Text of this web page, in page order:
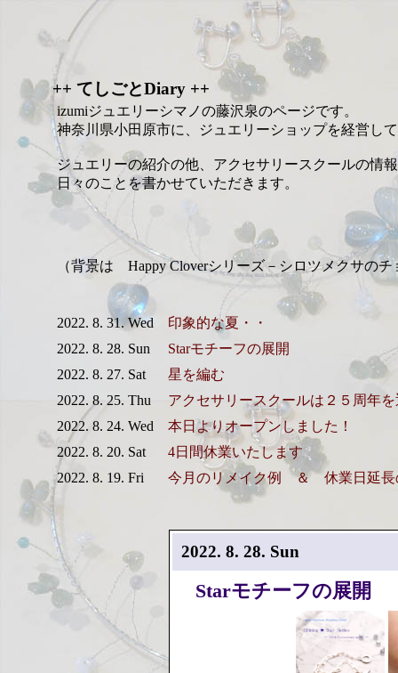
++ てしごとDiary ++
izumiジュエリーシマノの藤沢泉のページです。
神奈川県小田原市に、ジュエリーショップを経営し
ジュエリーの紹介の他、アクセサリースクールの情
日々のことを書かせていただきます。
（背景は Happy Cloverシリーズ－シロツメクサのチ
2022. 8. 31. Wed
印象的な夏・・
2022. 8. 28. Sun
Starモチーフの展開
2022. 8. 27. Sat
星を編む
2022. 8. 25. Thu
アクセサリースクールは２５周年
2022. 8. 24. Wed
本日よりオープンしました！
2022. 8. 20. Sat
4日間休業いたします
2022. 8. 19. Fri
今月のリメイク例 ＆ 休業日延
2022. 8. 28. Sun
Starモチーフの展開